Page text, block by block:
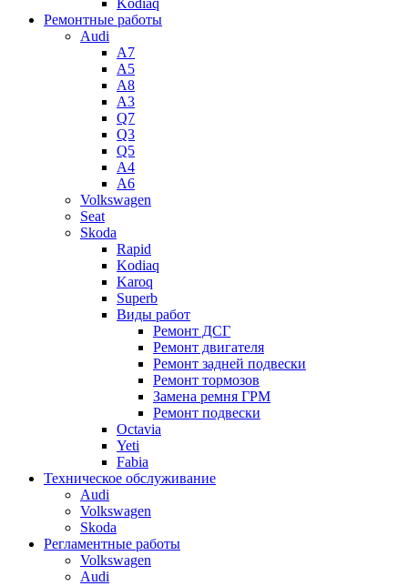
Kodiaq
Ремонтные работы
Audi
A7
A5
A8
A3
Q7
Q3
Q5
A4
A6
Volkswagen
Seat
Skoda
Rapid
Kodiaq
Karoq
Superb
Виды работ
Ремонт ДСГ
Ремонт двигателя
Ремонт задней подвески
Ремонт тормозов
Замена ремня ГРМ
Ремонт подвески
Octavia
Yeti
Fabia
Техническое обслуживание
Audi
Volkswagen
Skoda
Регламентные работы
Volkswagen
Audi